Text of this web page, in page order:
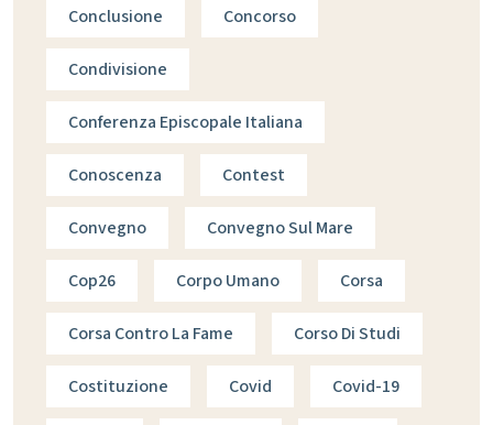
Conclusione Concorso
Condivisione
Conferenza Episcopale Italiana
Conoscenza Contest
Convegno Convegno Sul Mare
Cop26 Corpo Umano Corsa
Corsa Contro La Fame Corso Di Studi
Costituzione Covid Covid-19